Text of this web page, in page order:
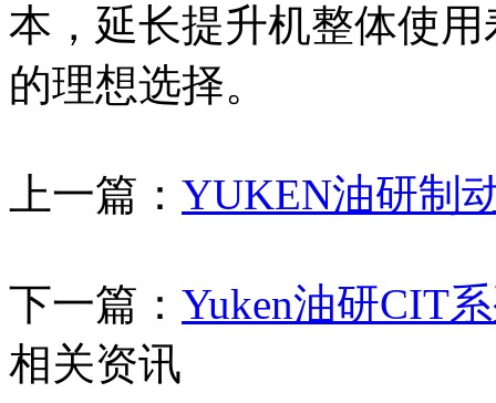
本，延长提升机整体使
的理想选择。
上一篇： YUKEN油研制
下一篇： Yuken油研CIT
相关资讯